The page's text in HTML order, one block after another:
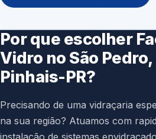
Por que escolher
Vidro no São
Pinhais-PR?
Precisando de uma vidraçaria
na sua região? Atuamos com
instalação de sistemas